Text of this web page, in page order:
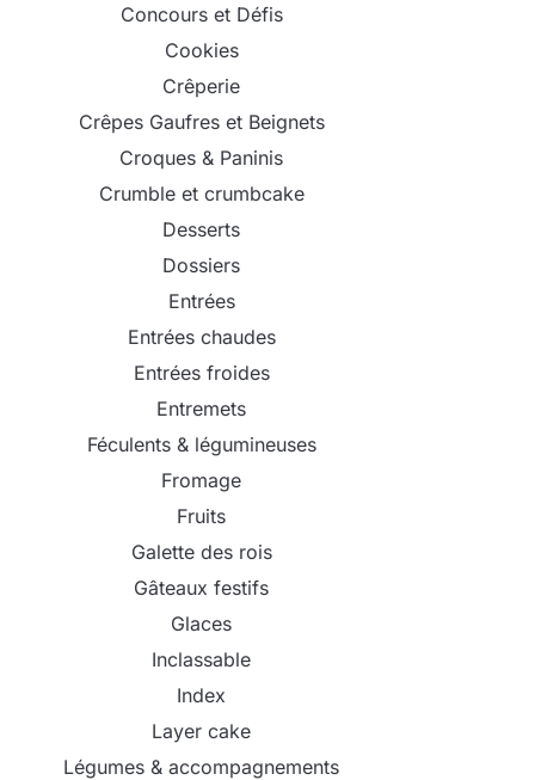
Concours et Défis
Cookies
Crêperie
Crêpes Gaufres et Beignets
Croques & Paninis
Crumble et crumbcake
Desserts
Dossiers
Entrées
Entrées chaudes
Entrées froides
Entremets
Féculents & légumineuses
Fromage
Fruits
Galette des rois
Gâteaux festifs
Glaces
Inclassable
Index
Layer cake
Légumes & accompagnements